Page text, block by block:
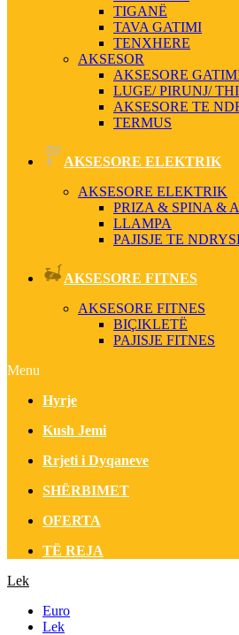
TIGANË
TAVA GATIMI
TENXHERE
AKSESOR
AKSESORE
LUGE/ PIRUNJ/
AKSESORE TE
TERMUS
AKSESORE ELEKTRIK
AKSESORE ELEKTRIK
PRIZA & SPINA &
LLAMPA
PAJISJE TE
AKSESORE FITNES
AKSESORE FITNES
BIÇIKLETË
PAJISJE FITNES
Menu
Hyrje
Kush Jemi
Rrjeti i Dyqaneve
SHËRBIMET
OFERTA
TË REJA
Lek
Euro
Lek